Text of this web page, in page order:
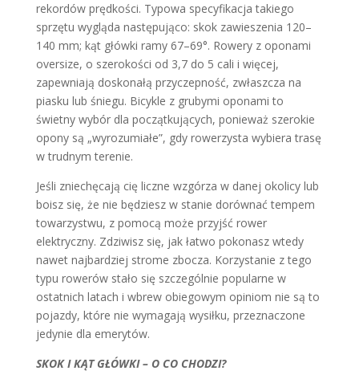
rekordów prędkości. Typowa specyfikacja takiego
sprzętu wygląda następująco: skok zawieszenia 120–
140 mm; kąt główki ramy 67–69°. Rowery z oponami
oversize, o szerokości od 3,7 do 5 cali i więcej,
zapewniają doskonałą przyczepność, zwłaszcza na
piasku lub śniegu. Bicykle z grubymi oponami to
świetny wybór dla początkujących, ponieważ szerokie
opony są „wyrozumiałe”, gdy rowerzysta wybiera trasę
w trudnym terenie.
Jeśli zniechęcają cię liczne wzgórza w danej okolicy lub
boisz się, że nie będziesz w stanie dorównać tempem
towarzystwu, z pomocą może przyjść rower
elektryczny. Zdziwisz się, jak łatwo pokonasz wtedy
nawet najbardziej strome zbocza. Korzystanie z tego
typu rowerów stało się szczególnie popularne w
ostatnich latach i wbrew obiegowym opiniom nie są to
pojazdy, które nie wymagają wysiłku, przeznaczone
jedynie dla emerytów.
SKOK I KĄT GŁÓWKI – O CO CHODZI?